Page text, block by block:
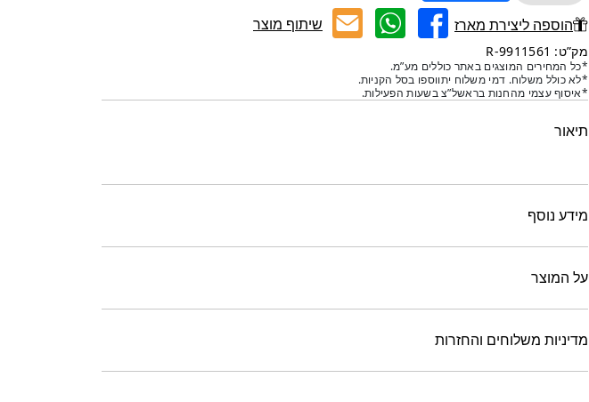
שקיות
מהודרות
10
יחידות
-
אדומה
הוספה ליצירת מארז שיתוף מוצר
מק”ט: 9911561-R
*כל המחירים המוצגים באתר כוללים מע”מ.
*לא כולל משלוח. דמי משלוח יתווספו בסל הקניות.
*איסוף עצמי מהחנות בראשל”צ בשעות הפעילות.
תיאור
מידע נוסף
על המוצר
מדיניות משלוחים והחזרות